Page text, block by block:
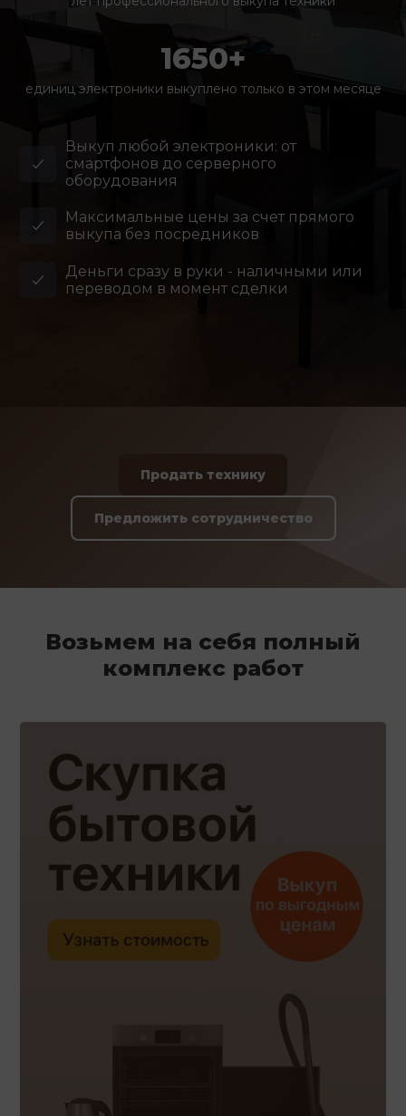
1650+
единиц электроники выкуплено только в этом месяце
Выкуп любой электроники: от
смартфонов до серверного
оборудования
Максимальные цены за счет прямого
выкупа без посредников
Деньги сразу в руки - наличными или
переводом в момент сделки
Продать технику
Предложить сотрудничество
Возьмем на себя полный
комплекс работ